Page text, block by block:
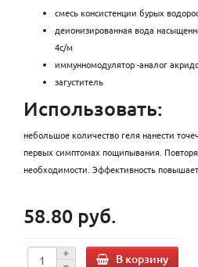
смесь консистенции бурых
деионизированная вода
4с/м
иммунномодулятор -аналог
загуститель
Использовать:
небольшое количество геля нанести
первых симптомах пощипывания.
необходимости. Эффективность
58.80 руб.
В корзину